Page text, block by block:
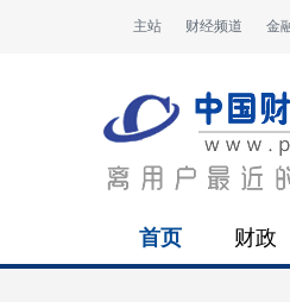
主站 财经频道 金
首页 财政